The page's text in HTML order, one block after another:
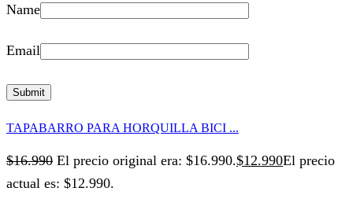
Name
Email
TAPABARRO PARA HORQUILLA BICI ...
$16.990 El precio original era: $16.990.$12.990El precio
actual es: $12.990.